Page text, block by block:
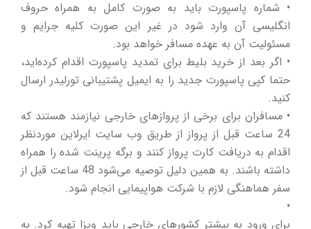
• شماره پاسپورت باید به صورت کامل به همراه حروف
انگلیسی آن وارد شود در غیر این صورت کلیه جرایم و
مسئولیت آن به عهده مسافر خواهد بود.
• اگر بعد از خرید بلیط برای تمدید پاسپورت اقدام کرده‌اید،
حتما کپی پاسپورت جدید را به ایمیل پشتیبانی تورلیدر ارسال
کنید.
• مسافران برای برخی از پروازهای خارجی نیازمند هستند که
24 ساعت قبل از پرواز از طریق وب سایت ایرلاین موردنظر
اقدام به دریافت کارت پرواز کنند و برگه پرینت شده را همراه
داشته باشند. به همین دلیل توصیه می‌شود 48 ساعت قبل از
سفر هماهنگی لازم با شرکت هواپیمایی انجام شود.
•
برای ورود به بیشتر کشورهای خارجی باید ویزا تهیه کرد. به